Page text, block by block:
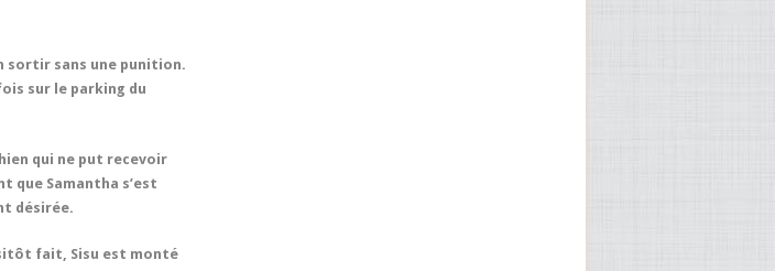
sortir sans une punition.
sur le parking du
qui ne put recevoir
que Samantha s’est
désirée.
fait, Sisu est monté